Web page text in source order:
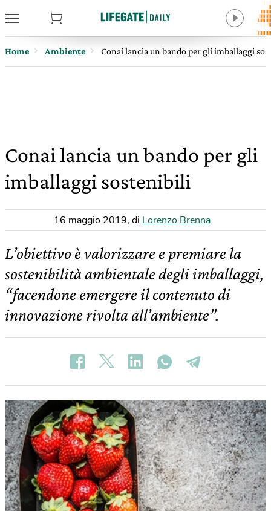
Home Ambiente Conai lancia un bando per gli imballaggi
Conai lancia un bando per gli
imballaggi sostenibili
16 maggio 2019, di Lorenzo Brenna
L’obiettivo è valorizzare e premiare la
sostenibilità ambientale degli imballaggi,
“facendone emergere il contenuto di
innovazione rivolta all’ambiente”.